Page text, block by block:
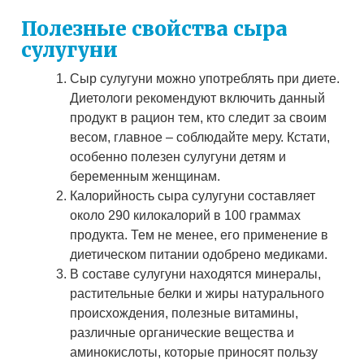
Полезные свойства сыра
сулугуни
Сыр сулугуни можно употреблять при диете.
Диетологи рекомендуют включить данный
продукт в рацион тем, кто следит за своим
весом, главное – соблюдайте меру. Кстати,
особенно полезен сулугуни детям и
беременным женщинам.
Калорийность сыра сулугуни составляет
около 290 килокалорий в 100 граммах
продукта. Тем не менее, его применение в
диетическом питании одобрено медиками.
В составе сулугуни находятся минералы,
растительные белки и жиры натурального
происхождения, полезные витамины,
различные органические вещества и
аминокислоты, которые приносят пользу